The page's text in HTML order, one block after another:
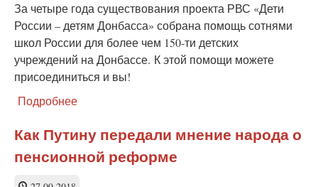
школах
ЛНР
За четыре года существования проекта РВС «Дети
России – детям Донбасса» собрана помощь сотнями
школ России для более чем 150-ти детских
учреждений на Донбассе. К этой помощи можете
присоединиться и вы!
Подробнее
дети
России
помогают
Как Путину передали мнение народа о
пенсионной реформе